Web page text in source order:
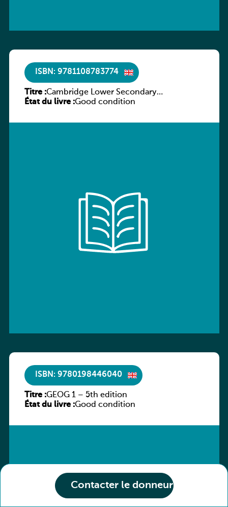
Contacter le donneur
ISBN: 9781108783774
Titre :Cambridge Lower Secondary
Mathematics Learner’s Book 9
État du livre :Good condition
ISBN: 9780198446040
Titre :GEOG 1 – 5th edition
État du livre :Good condition